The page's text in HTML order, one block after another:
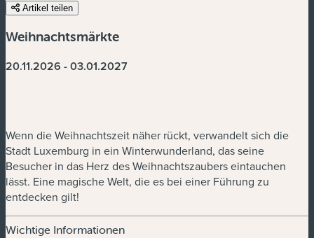
Artikel teilen
Weihnachtsmärkte
20.11.2026 - 03.01.2027
Wenn die Weihnachtszeit näher rückt, verwandelt sich die
Stadt Luxemburg in ein Winterwunderland, das seine
Besucher in das Herz des Weihnachtszaubers eintauchen
lässt. Eine magische Welt, die es bei einer Führung zu
entdecken gilt!
Wichtige Informationen